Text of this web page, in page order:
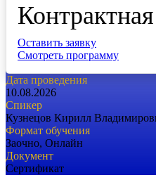
Оставить заявку
Смотреть программу
Дата проведения
10.08.2026
Спикер
Кузнецов Кирилл
Формат обучения
Заочно, Онлайн
Документ
Сертификат